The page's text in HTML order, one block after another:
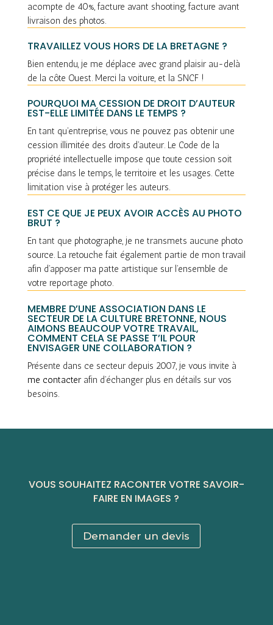
acompte de 40%, facture avant shooting, facture avant
livraison des photos.
TRAVAILLEZ VOUS HORS DE LA BRETAGNE ?
Bien entendu, je me déplace avec grand plaisir au-delà
de la côte Ouest. Merci la voiture, et la SNCF !
POURQUOI MA CESSION DE DROIT D’AUTEUR
EST-ELLE LIMITÉE DANS LE TEMPS ?
En tant qu’entreprise, vous ne pouvez pas obtenir une
cession illimitée des droits d’auteur. Le Code de la
propriété intellectuelle impose que toute cession soit
précise dans le temps, le territoire et les usages. Cette
limitation vise à protéger les auteurs.
EST CE QUE JE PEUX AVOIR ACCÈS AU PHOTO
BRUT ?
En tant que photographe, je ne transmets aucune photo
source. La retouche fait également partie de mon travail
afin d’apposer ma patte artistique sur l’ensemble de
votre reportage photo.
MEMBRE D’UNE ASSOCIATION DANS LE
SECTEUR DE LA CULTURE BRETONNE, NOUS
AIMONS BEAUCOUP VOTRE TRAVAIL,
COMMENT CELA SE PASSE T’IL POUR
ENVISAGER UNE COLLABORATION ?
Présente dans ce secteur depuis 2007, je vous invite à
me contacter afin d’échanger plus en détails sur vos
besoins.
VOUS SOUHAITEZ RACONTER VOTRE SAVOIR-
FAIRE EN IMAGES ?
Demander un devis